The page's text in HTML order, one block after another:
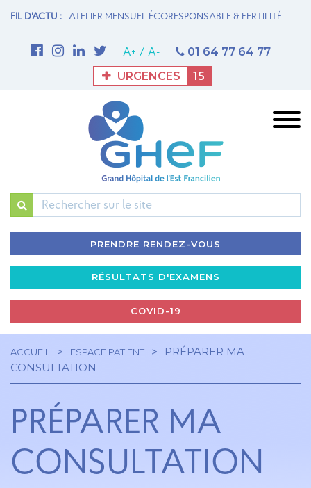
FIL D'ACTU :
MATERNITÉ ATELIER MENSUEL ÉCORESPONSABLE & FERTILITÉ
A+ / A-
01 64 77 64 77
URGENCES
15
PRENDRE RENDEZ-VOUS
RÉSULTATS D'EXAMENS
COVID-19
Navigation
principale
Fil
d'Ariane
ACCUEIL ESPACE PATIENT
PRÉPARER MA
CONSULTATION
PRÉPARER MA
CONSULTATION